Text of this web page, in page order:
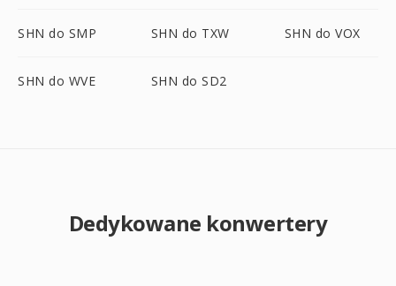
SHN do SMP SHN do TXW SHN do VOX
SHN do WVE SHN do SD2
Dedykowane konwertery